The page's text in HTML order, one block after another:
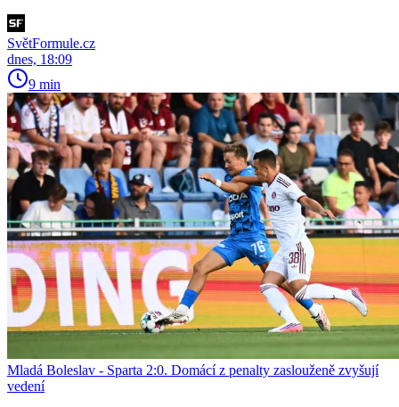
SvětFormule.cz
dnes, 18:09
9 min
Mladá Boleslav - Sparta 2:0. Domácí z penalty zaslouženě zvyšují
vedení